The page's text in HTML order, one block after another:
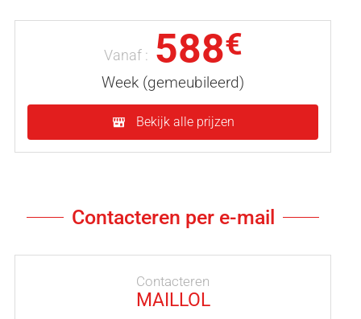
Vanaf : 588€
Week (gemeubileerd)
Bekijk alle prijzen
Contacteren per e-mail
Contacteren
MAILLOL